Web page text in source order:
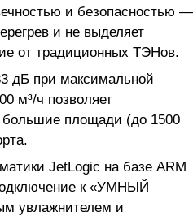
и безопасностью —
и не выделяет
от традиционных ТЭНов.
дБ при максимальной
м³/ч позволяет
большие площади (до 1500
JetLogic на базе ARM
к «УМНЫЙ
увлажнителем и